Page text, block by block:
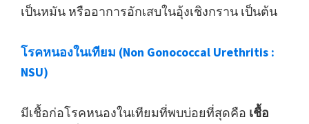
เป็นหมัน หรืออาการอักเสบในอุ้งเชิงกราน เป็นต้น
โรคหนองในเทียม (Non Gonococcal Urethritis :
NSU)
มีเชื้อก่อโรคหนองในเทียมที่พบบ่อยที่สุดคือ เชื้อ